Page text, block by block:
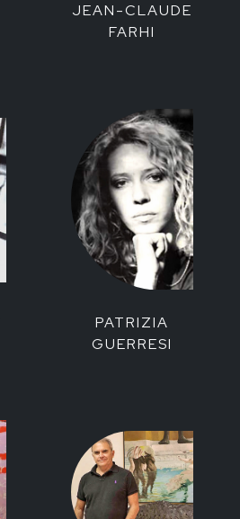
JEAN-CLAUDE
FARHI
PATRIZIA
GUERRESI